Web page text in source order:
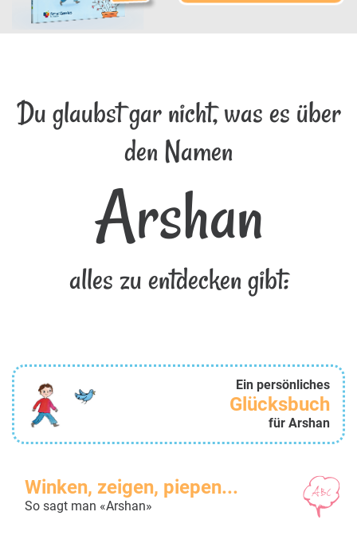
Du glaubst gar nicht, was es über
den Namen
Arshan
alles zu entdecken gibt:
Ein persönliches
Glücksbuch
für Arshan
Winken, zeigen, piepen...
So sagt man «Arshan»